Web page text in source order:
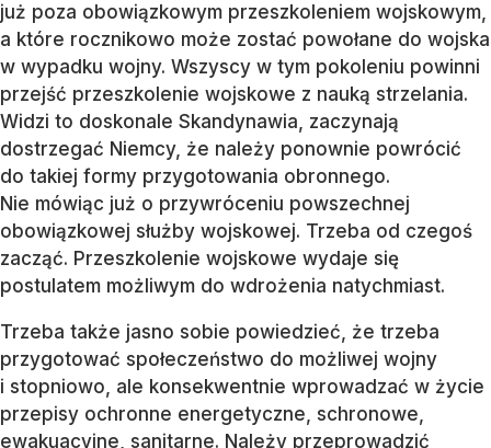
już poza obowiązkowym przeszkoleniem wojskowym,
a które rocznikowo może zostać powołane do wojska
w wypadku wojny. Wszyscy w tym pokoleniu powinni
przejść przeszkolenie wojskowe z nauką strzelania.
Widzi to doskonale Skandynawia, zaczynają
dostrzegać Niemcy, że należy ponownie powrócić
do takiej formy przygotowania obronnego.
Nie mówiąc już o przywróceniu powszechnej
obowiązkowej służby wojskowej. Trzeba od czegoś
zacząć. Przeszkolenie wojskowe wydaje się
postulatem możliwym do wdrożenia natychmiast.
Trzeba także jasno sobie powiedzieć, że trzeba
przygotować społeczeństwo do możliwej wojny
i stopniowo, ale konsekwentnie wprowadzać w życie
przepisy ochronne energetyczne, schronowe,
ewakuacyjne, sanitarne. Należy przeprowadzić